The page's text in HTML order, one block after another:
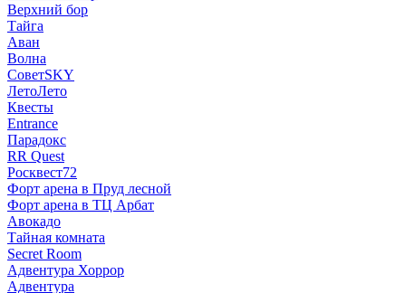
Верхний бор
Тайга
Аван
Волна
СоветSKY
ЛетоЛето
Квесты
Entrance
Парадокс
RR Quest
Росквест72
Форт арена в Пруд лесной
Форт арена в ТЦ Арбат
Авокадо
Тайная комната
Secret Room
Адвентура Хоррор
Адвентура